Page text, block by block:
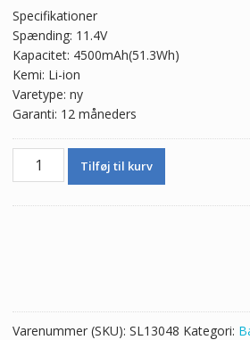
Specifikationer
Spænding: 11.4V
Kapacitet: 4500mAh(51.3Wh)
Kemi: Li-ion
Varetype: ny
Garanti: 12 måneders
Batteri
Tilføj til kurv
Varenummer (SKU): SL13048 Kategori: